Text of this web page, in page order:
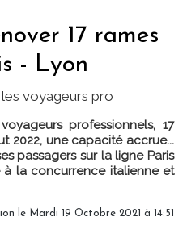
17 rames
- Lyon
voyageurs pro
professionnels, 17
2022, une capacité accrue...
passagers sur la ligne Paris
la concurrence italienne et
le Mardi 19 Octobre 2021 à 14:51